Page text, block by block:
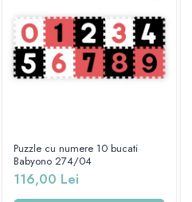
Puzzle cu numere 10 bucati
Babyono 274/04
116,00 Lei